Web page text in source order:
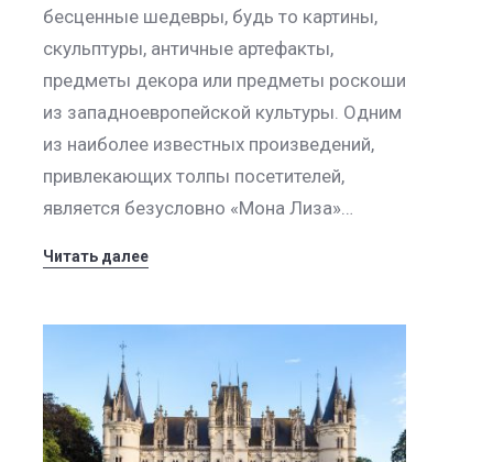
бесценные шедевры, будь то картины,
скульптуры, античные артефакты,
предметы декора или предметы роскоши
из западноевропейской культуры. Одним
из наиболее известных произведений,
привлекающих толпы посетителей,
является безусловно «Мона Лиза»…
Читать далее